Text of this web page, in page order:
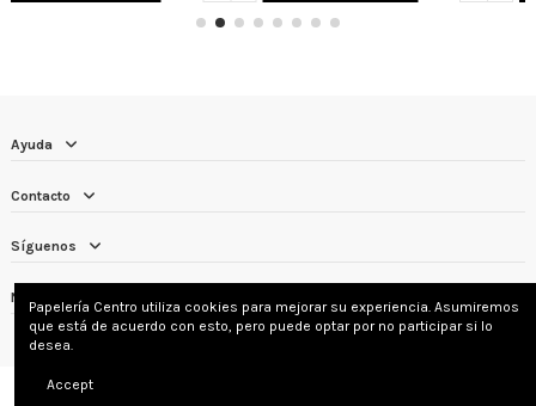
Ayuda
Contacto
Síguenos
Newsletter
Papelería Centro utiliza cookies para mejorar su experiencia. Asumiremos
que está de acuerdo con esto, pero puede optar por no participar si lo
desea.
Accept